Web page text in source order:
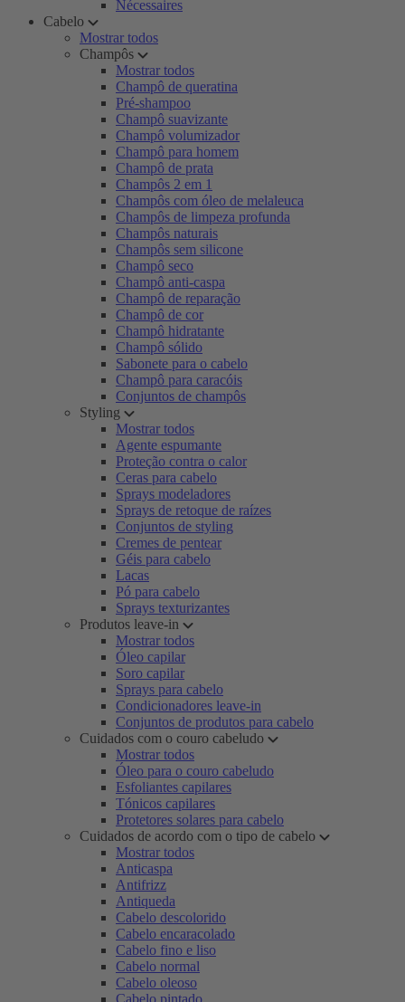
Nécessaires
Cabelo
Mostrar todos
Champôs
Mostrar todos
Champô de queratina
Pré-shampoo
Champô suavizante
Champô volumizador
Champô para homem
Champô de prata
Champôs 2 em 1
Champôs com óleo de melaleuca
Champôs de limpeza profunda
Champôs naturais
Champôs sem silicone
Champô seco
Champô anti-caspa
Champô de reparação
Champô de cor
Champô hidratante
Champô sólido
Sabonete para o cabelo
Champô para caracóis
Conjuntos de champôs
Styling
Mostrar todos
Agente espumante
Proteção contra o calor
Ceras para cabelo
Sprays modeladores
Sprays de retoque de raízes
Conjuntos de styling
Cremes de pentear
Géis para cabelo
Lacas
Pó para cabelo
Sprays texturizantes
Produtos leave-in
Mostrar todos
Óleo capilar
Soro capilar
Sprays para cabelo
Condicionadores leave-in
Conjuntos de produtos para cabelo
Cuidados com o couro cabeludo
Mostrar todos
Óleo para o couro cabeludo
Esfoliantes capilares
Tónicos capilares
Protetores solares para cabelo
Cuidados de acordo com o tipo de cabelo
Mostrar todos
Anticaspa
Antifrizz
Antiqueda
Cabelo descolorido
Cabelo encaracolado
Cabelo fino e liso
Cabelo normal
Cabelo oleoso
Cabelo pintado